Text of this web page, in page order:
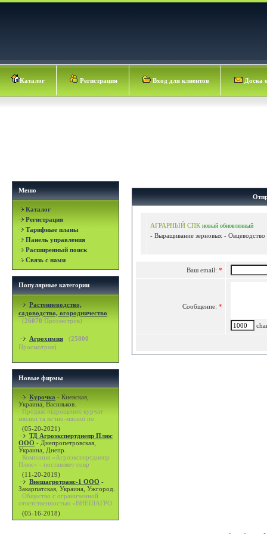
Каталог Регистрация Вход для клиентов Доска
Меню
Каталог
Регистрация
Тарифные планы
Панель управления
Расширенный поиск
Связь с нами
Популярные категории
Растениеводство,
садоводство, огородничество
(26070 Просмотров)
Агрохимия (25800
Просмотров)
Новые фирмы
Курочка - Киевская,
Украина, Васильков.
Продаж підрощених курчат
мясної та яєчно-мясної по
(05-20-2021)
ТД Агроэкспертднепр Плюс
ООО - Днепропетровская,
Украина, Днепр.
Компания «Агроэкспертднепр
Плюс» - поставляет совр
(11-20-2019)
Внешагротранс-1 ООО -
Закарпатская, Украина, Ужгород.
Общество с ограниченной
ответственностью «ВНЕШАГРО
(05-16-2018)
АГРАРНЫЙ СПК новый обновленный
- Выращивание зерновых -
Ваш email: *
Сообщение: *